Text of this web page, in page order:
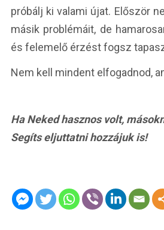
próbálj ki valami újat. Először
másik problémáit, de
és felemelő érzést fogsz
Nem kell mindent elfogadnod,
Ha Neked hasznos volt,
Segíts eljuttatni hozzájuk is!